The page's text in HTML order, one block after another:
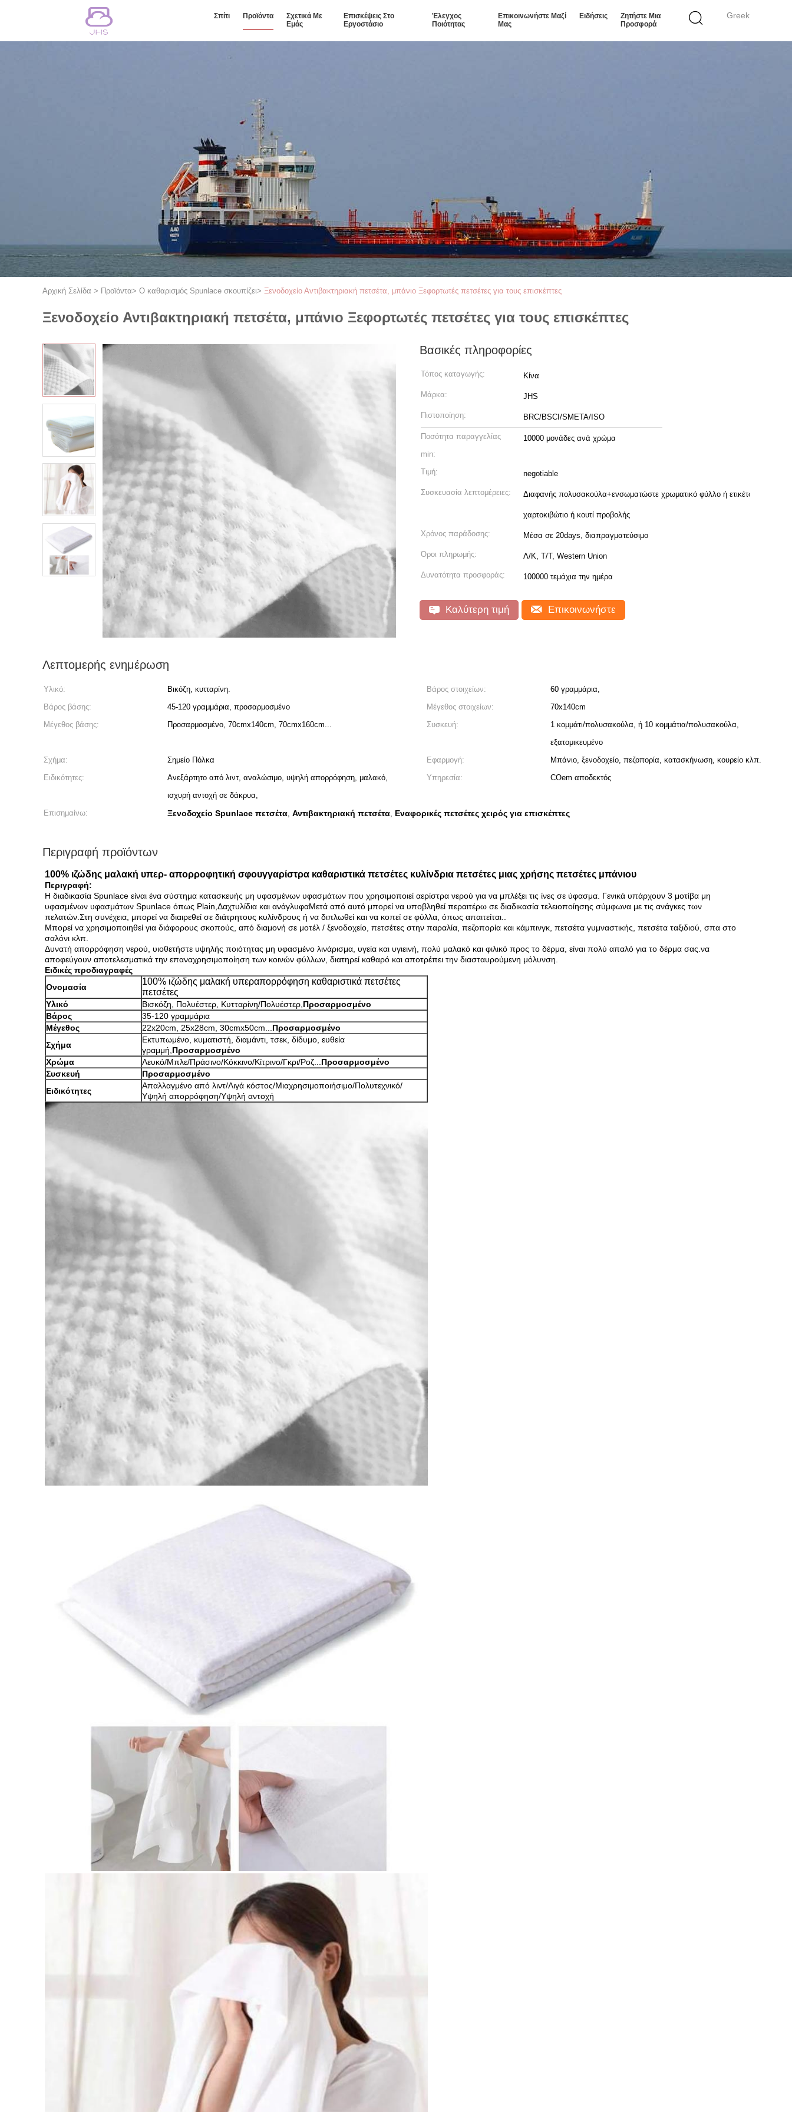
Greek
Σπίτι Προϊόντα
Σχετικά Με
Εμάς
Επισκέψεις Στο
Εργοστάσιο
Έλεγχος
Ποιότητας
Επικοινωνήστε Μαζί
Μας
Ειδήσεις
Ζητήστε Μια
Προσφορά
Αρχική Σελίδα > Προϊόντα> Ο καθαρισμός Spunlace σκουπίζει> Ξενοδοχείο Αντιβακτηριακή πετσέτα, μπάνιο Ξεφορτωτές πετσέτες για τους επισκέπτες
Ξενοδοχείο Αντιβακτηριακή πετσέτα, μπάνιο Ξεφορτωτές πετσέτες για τους επισκέπτες
Βασικές πληροφορίες
Τόπος καταγωγής: Κίνα
Μάρκα: JHS
Πιστοποίηση: BRC/BSCI/SMETA/ISO
Ποσότητα παραγγελίας
min:
10000 μονάδες ανά χρώμα
Τιμή: negotiable
Συσκευασία λεπτομέρειες: Διαφανής πολυσακούλα+ενσωματώστε χρωματικό φύλλο ή ετικέτα,
χαρτοκιβώτιο ή κουτί προβολής
Χρόνος παράδοσης: Μέσα σε 20days, διαπραγματεύσιμο
Όροι πληρωμής: Λ/Κ, Τ/Τ, Western Union
Δυνατότητα προσφοράς: 100000 τεμάχια την ημέρα
Καλύτερη τιμή Επικοινωνήστε
Λεπτομερής ενημέρωση
Υλικό: Βικόζη, κυτταρίνη. Βάρος στοιχείων:
60 γραμμάρια,
Βάρος βάσης:
45-120 γραμμάρια, προσαρμοσμένο Μέγεθος στοιχείων:
70x140cm
Μέγεθος βάσης:
Προσαρμοσμένο, 70cmx140cm, 70cmx160cm... Συσκευή:
1 κομμάτι/πολυσακούλα, ή 10 κομμάτια/πολυσακούλα,
εξατομικευμένο
Σχήμα:
Σημείο Πόλκα Εφαρμογή:
Μπάνιο, ξενοδοχείο, πεζοπορία, κατασκήνωση, κουρείο κλπ.
Ειδικότητες:
Ανεξάρτητο από λιντ, αναλώσιμο, υψηλή απορρόφηση, μαλακό,
ισχυρή αντοχή σε δάκρυα,
Υπηρεσία: COem αποδεκτός
Επισημαίνω: Ξενοδοχείο Spunlace πετσέτα, Αντιβακτηριακή πετσέτα, Εναφορικές πετσέτες χειρός για επισκέπτες
Περιγραφή προϊόντων
100% ιζώδης μαλακή υπερ- απορροφητική σφουγγαρίστρα καθαριστικά πετσέτες κυλίνδρια πετσέτες μιας χρήσης πετσέτες μπάνιου
Περιγραφή:
Η διαδικασία Spunlace είναι ένα σύστημα κατασκευής μη υφασμένων υφασμάτων που χρησιμοποιεί αερίστρα νερού για να μπλέξει τις ίνες σε ύφασμα. Γενικά υπάρχουν 3 μοτίβα μη
υφασμένων υφασμάτων Spunlace όπως Plain,Δαχτυλίδια και ανάγλυφαΜετά από αυτό μπορεί να υποβληθεί περαιτέρω σε διαδικασία τελειοποίησης σύμφωνα με τις ανάγκες των
πελατών.Στη συνέχεια, μπορεί να διαιρεθεί σε διάτρητους κυλίνδρους ή να διπλωθεί και να κοπεί σε φύλλα, όπως απαιτείται..
Μπορεί να χρησιμοποιηθεί για διάφορους σκοπούς, από διαμονή σε μοτέλ / ξενοδοχείο, πετσέτες στην παραλία, πεζοπορία και κάμπινγκ, πετσέτα γυμναστικής, πετσέτα ταξιδιού, σπα στο
σαλόνι κλπ.
Δυνατή απορρόφηση νερού, υιοθετήστε υψηλής ποιότητας μη υφασμένο λινάρισμα, υγεία και υγιεινή, πολύ μαλακό και φιλικό προς το δέρμα, είναι πολύ απαλό για το δέρμα σας.να
αποφεύγουν αποτελεσματικά την επαναχρησιμοποίηση των κοινών φύλλων, διατηρεί καθαρό και αποτρέπει την διασταυρούμενη μόλυνση.
Ειδικές προδιαγραφές
Ονομασία
100% ιζώδης μαλακή υπεραπορρόφηση καθαριστικά πετσέτες
πετσέτες
Υλικό Βισκόζη, Πολυέστερ, Κυτταρίνη/Πολυέστερ, Προσαρμοσμένο
Βάρος
35-120 γραμμάρια
Μέγεθος
22x20cm, 25x28cm, 30cmx50cm... Προσαρμοσμένο
Σχήμα
Εκτυπωμένο, κυματιστή, διαμάντι, τσεκ, δίδυμο, ευθεία
γραμμή, Προσαρμοσμένο
Χρώμα
Λευκό/Μπλε/Πράσινο/Κόκκινο/Κίτρινο/Γκρι/Ροζ... Προσαρμοσμένο
Συσκευή
Προσαρμοσμένο
Ειδικότητες
Απαλλαγμένο από λιντ/Λιγά κόστος/Μιαχρησιμοποιήσιμο/Πολυτεχνικό/
Υψηλή απορρόφηση/Υψηλή αντοχή